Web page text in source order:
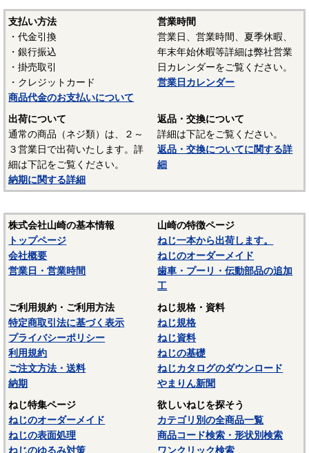
イ素・マンガン・リン・硫黄等の元素が含まれた普通鋼や普
通鋼に特殊な元素が加えられた特殊鋼が使用されます。ボル
ト、小ねじ、タッピンねじ、ナット、リベット等では冷間圧
造用炭素鋼線（SWCH）がよく使用されます。平座金等は冷
間圧延鋼板（SPCC）等、ばね座金等は硬鋼線（SWRH）等、
スプリングピンや歯付き座金等はみがき特殊帯鋼（S60CM～
S70CM）等でメーカーや製品毎で様々な材質が使用されてい
ます。当サイトでは特定の材質表記がない場合は、これらの
鉄鋼材料を一般名称の「鉄」と表記しています。
材質：ステンレス（SUS303、SUS304、XM7等）
オーステナイト系ステンレスは粘りが強く加工硬化が起き
れます。代表的な鋼種にSUS304があり、ねじに多く使われて
いるのは、SUS304に銅を添加して冷間加工性を向上した
SUSXM7という材質がよく使われます。またピン類等には切
削加工性を向上したSUS303が使用されます。
マルテンサイト系ステンレスは、スプリングピン（ロール
て硬化できるが、錆びが発生しやすいデメリットがありま
す。当サイトでは特定の材質表記がない場合は、これらのス
テンレス材料を一般名称の「ステンレス」と表記していま
す。
－－－－－－－－－－－－－－－
☆ねじに使用される材料については下記ページにも掲載して
います。ご参照ください。
〇鉄鋼材料
支払い方法
・代金引換
・銀行振込
・掛売取引
・クレジットカード
商品代金のお支払いについて
営業時間
営業日、営業時間、夏季休暇、
年末年始休暇等詳細は弊社営業
日カレンダーをご覧ください。
営業日カレンダー
出荷について
通常の商品（ネジ類）は、２～
３営業日で出荷いたします。詳
細は下記をご覧ください。
納期に関する詳細
返品・交換について
詳細は下記をご覧ください。
返品・交換についてに関する詳
細
株式会社山崎の基本情報
トップページ
会社概要
営業日・営業時間
山崎の特徴ページ
ねじ一本から出荷します。
ねじのオーダーメイド
歯車・プーリ・伝動部品の追加
工
ご利用規約・ご利用方法
特定商取引法に基づく表示
プライバシーポリシー
利用規約
ご注文方法・送料
納期
ねじ規格・資料
ねじ規格
ねじ資料
ねじの基礎
ねじカタログのダウンロード
やまりん新聞
ねじ特集ページ
ねじのオーダーメイド
ねじの表面処理
ねじのゆるみ対策
欲しいねじを探そう
カテゴリ別の全商品一覧
商品コード検索・形状別検索
ワンクリック検索